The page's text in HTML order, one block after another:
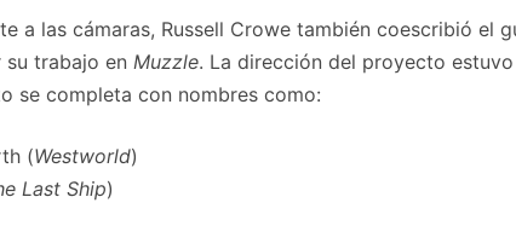
a las cámaras, Russell Crowe también coescribió el
trabajo en Muzzle. La dirección del proyecto
se completa con nombres como:
(Westworld)
Last Ship)